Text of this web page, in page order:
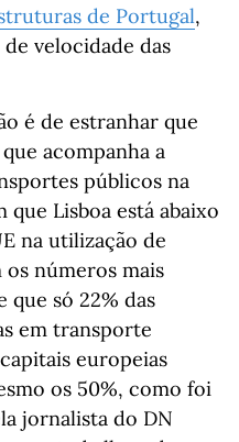
de Portugal,
velocidade das
é de estranhar que
acompanha a
públicos na
Lisboa está abaixo
na utilização de
números mais
que só 22% das
em transporte
europeias
os 50%, como foi
jornalista do DN